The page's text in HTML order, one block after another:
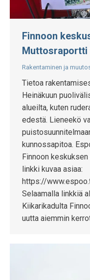
Finnoon
Muttosraportti
Rakentaminen ja
Tietoa
Heinäkuun
alueilta, kuten
edestä. Lieneekö
kunnossapitoa.
Finnoon
linkki kuvaa asiaa:
https://
Selaamalla linkkiä
Kiikarikadulta
uutta aiemmin